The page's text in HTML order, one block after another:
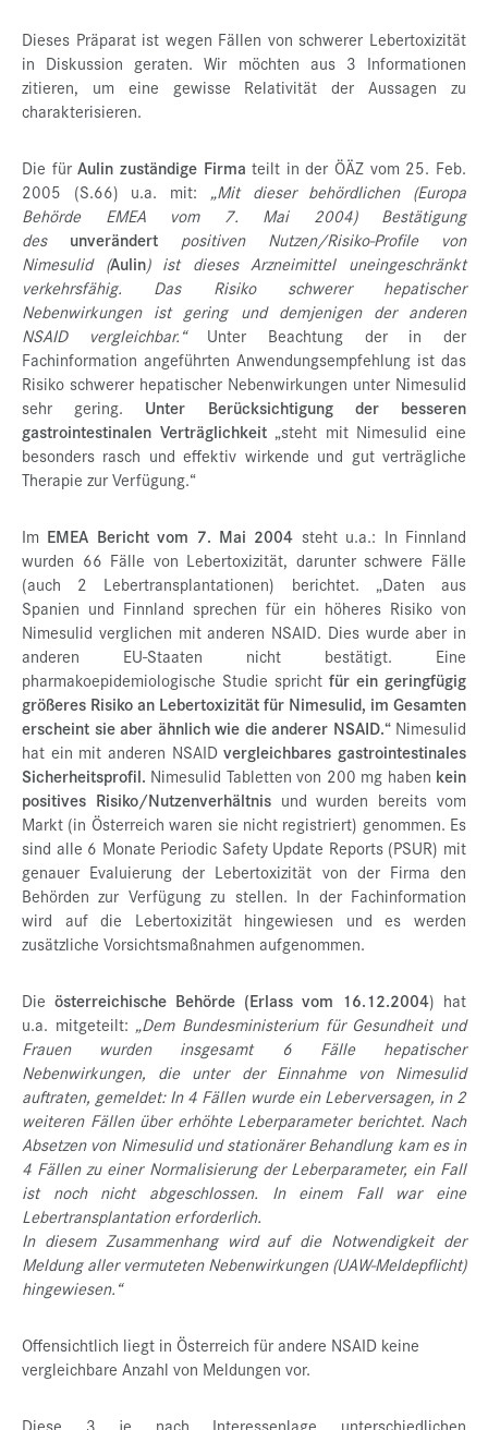
Dieses Präparat ist wegen Fällen von schwerer Lebertoxizität
in Diskussion geraten. Wir möchten aus 3 Informationen
zitieren, um eine gewisse Relativität der Aussagen zu
charakterisieren.
Die fürAulin zuständige Firma teilt in der ÖÄZ vom 25. Feb.
2005 (S.66) u.a. mit: „Mit dieser behördlichen (Europa
Behörde EMEA vom 7. Mai 2004) Bestätigung
des unverändert positiven Nutzen/Risiko-Profile von
Nimesulid (Aulin) ist dieses Arzneimittel uneingeschränkt
verkehrsfähig. Das Risiko schwerer hepatischer
Nebenwirkungen ist gering und demjenigen der anderen
NSAID vergleichbar.“ Unter Beachtung der in der
Fachinformation angeführten Anwendungsempfehlung ist das
Risiko schwerer hepatischer Nebenwirkungen unter Nimesulid
sehr gering. Unter Berücksichtigung der besseren
gastrointestinalen Verträglichkeit„steht mit Nimesulid eine
besonders rasch und effektiv wirkende und gut verträgliche
Therapie zur Verfügung.“
Im EMEA Bericht vom 7. Mai 2004 steht u.a.: In Finnland
wurden 66 Fälle von Lebertoxizität, darunter schwere Fälle
(auch 2 Lebertransplantationen) berichtet. „Daten aus
Spanien und Finnland sprechen für ein höheres Risiko von
Nimesulid verglichen mit anderen NSAID. Dies wurde aber in
anderen EU-Staaten nicht bestätigt. Eine
pharmakoepidemiologische Studie spricht für ein geringfügig
größeres Risiko an Lebertoxizität für Nimesulid, im Gesamten
erscheint sie aber ähnlich wie die anderer NSAID.“Nimesulid
hat ein mit anderen NSAIDvergleichbares gastrointestinales
Sicherheitsprofil. Nimesulid Tabletten von 200 mg haben kein
positives Risiko/Nutzenverhältnis und wurden bereits vom
Markt (in Österreich waren sie nicht registriert) genommen. Es
sind alle 6 Monate Periodic Safety Update Reports (PSUR) mit
genauer Evaluierung der Lebertoxizität von der Firma den
Behörden zur Verfügung zu stellen. In der Fachinformation
wird auf die Lebertoxizität hingewiesen und es werden
zusätzliche Vorsichtsmaßnahmen aufgenommen.
Die österreichische Behörde (Erlass vom 16.12.2004) hat
u.a. mitgeteilt: „Dem Bundesministerium für Gesundheit und
Frauen wurden insgesamt 6 Fälle hepatischer
Nebenwirkungen, die unter der Einnahme von Nimesulid
auftraten, gemeldet: In 4 Fällen wurde ein Leberversagen, in 2
weiteren Fällen über erhöhte Leberparameter berichtet. Nach
Absetzen von Nimesulid und stationärer Behandlung kam es in
4 Fällen zu einer Normalisierung der Leberparameter, ein Fall
ist noch nicht abgeschlossen. In einem Fall war eine
Lebertransplantation erforderlich.
In diesem Zusammenhang wird auf die Notwendigkeit der
Meldung aller vermuteten Nebenwirkungen (UAW-Meldepflicht)
hingewiesen.“
Offensichtlich liegt in Österreich für andere NSAID keine
vergleichbare Anzahl von Meldungen vor.